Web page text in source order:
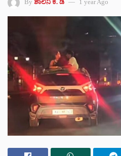
By ಶಾಲಿನಿ ಕೆ. ಡಿ 1 year Ago